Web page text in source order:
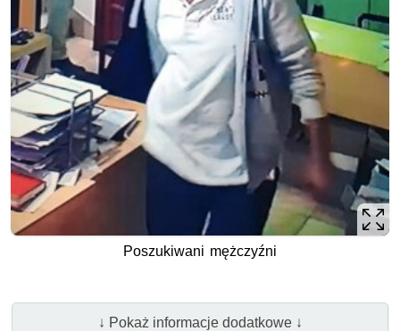
Poszukiwani mężczyźni
↓ Pokaż informacje dodatkowe ↓